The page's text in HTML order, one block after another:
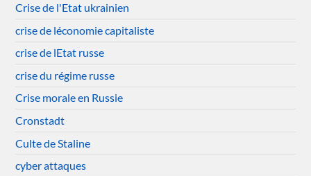
Crise de l'Etat ukrainien
crise de léconomie capitaliste
crise de lEtat russe
crise du régime russe
Crise morale en Russie
Cronstadt
Culte de Staline
cyber attaques